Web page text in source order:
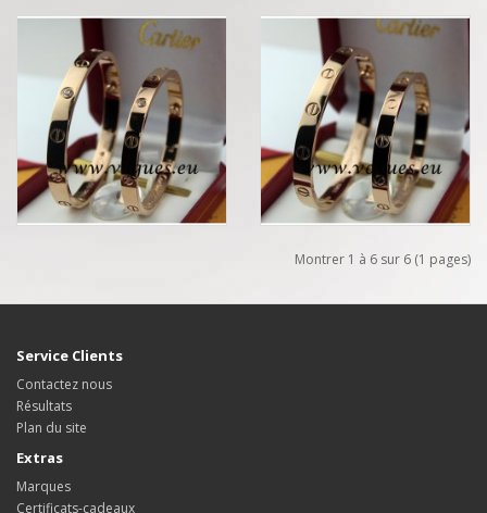
Montrer 1 à 6 sur 6 (1 pages)
Service Clients
Contactez nous
Résultats
Plan du site
Extras
Marques
Certificats-cadeaux